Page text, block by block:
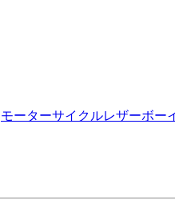
モーターサイクルレザーボー